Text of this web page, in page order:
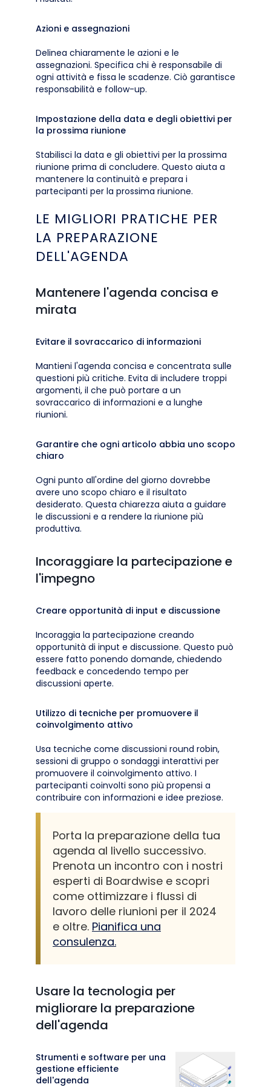
Azioni e assegnazioni
Delinea chiaramente le azioni e le
assegnazioni. Specifica chi è responsabile di
ogni attività e fissa le scadenze. Ciò garantisce
responsabilità e follow-up.
Impostazione della data e degli obiettivi per
la prossima riunione
Stabilisci la data e gli obiettivi per la prossima
riunione prima di concludere. Questo aiuta a
mantenere la continuità e prepara i
partecipanti per la prossima riunione.
LE MIGLIORI PRATICHE PER
LA PREPARAZIONE
DELL'AGENDA
Mantenere l'agenda concisa e
mirata
Evitare il sovraccarico di informazioni
Mantieni l'agenda concisa e concentrata sulle
questioni più critiche. Evita di includere troppi
argomenti, il che può portare a un
sovraccarico di informazioni e a lunghe
riunioni.
Garantire che ogni articolo abbia uno scopo
chiaro
Ogni punto all'ordine del giorno dovrebbe
avere uno scopo chiaro e il risultato
desiderato. Questa chiarezza aiuta a guidare
le discussioni e a rendere la riunione più
produttiva.
Incoraggiare la partecipazione e
l'impegno
Creare opportunità di input e discussione
Incoraggia la partecipazione creando
opportunità di input e discussione. Questo può
essere fatto ponendo domande, chiedendo
feedback e concedendo tempo per
discussioni aperte.
Utilizzo di tecniche per promuovere il
coinvolgimento attivo
Usa tecniche come discussioni round robin,
sessioni di gruppo o sondaggi interattivi per
promuovere il coinvolgimento attivo. I
partecipanti coinvolti sono più propensi a
contribuire con informazioni e idee preziose.
Porta la preparazione della tua
agenda al livello successivo.
Prenota un incontro con i nostri
esperti di Boardwise e scopri
come ottimizzare i flussi di
lavoro delle riunioni per il 2024
e oltre. Pianifica una
consulenza.
Usare la tecnologia per
migliorare la preparazione
dell'agenda
Strumenti e software per una
gestione efficiente
dell'agenda